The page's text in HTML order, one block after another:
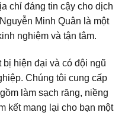
chỉ đáng tin cậy cho dịch
Minh Quân là một
nghiệm và tận tâm.
hiện đại và có đội ngũ
Chúng tôi cung cấp
làm sạch răng, niềng
kết mang lại cho bạn một